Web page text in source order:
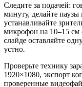
Следите за подачей:
минуту, делайте
устанавливайте
микрофон на 10–15 см
слайде оставляйте
устно.
Проверьте технику
1920×1080, экспорт
проверенные